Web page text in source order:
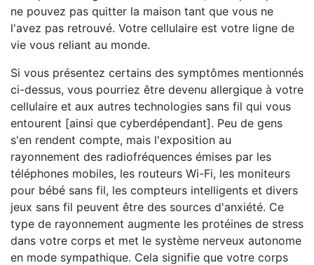
ne pouvez pas quitter la maison tant que vous ne
l'avez pas retrouvé. Votre cellulaire est votre ligne de
vie vous reliant au monde.
Si vous présentez certains des symptômes mentionnés
ci-dessus, vous pourriez être devenu allergique à votre
cellulaire et aux autres technologies sans fil qui vous
entourent [ainsi que cyberdépendant]. Peu de gens
s'en rendent compte, mais l'exposition au
rayonnement des radiofréquences émises par les
téléphones mobiles, les routeurs Wi-Fi, les moniteurs
pour bébé sans fil, les compteurs intelligents et divers
jeux sans fil peuvent être des sources d'anxiété. Ce
type de rayonnement augmente les protéines de stress
dans votre corps et met le système nerveux autonome
en mode sympathique. Cela signifie que votre corps